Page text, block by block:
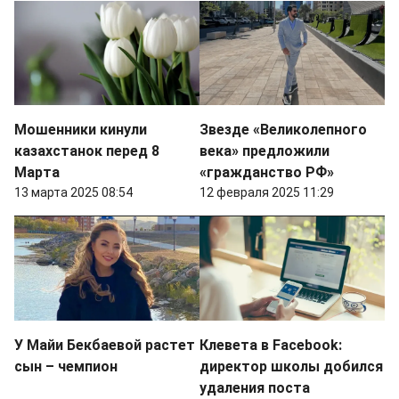
Мошенники кинули
казахстанок перед 8
Марта
13 марта 2025 08:54
Звезде «Великолепного
века» предложили
«гражданство РФ»
12 февраля 2025 11:29
У Майи Бекбаевой растет
сын – чемпион
Клевета в Facebook:
директор школы добился
удаления поста